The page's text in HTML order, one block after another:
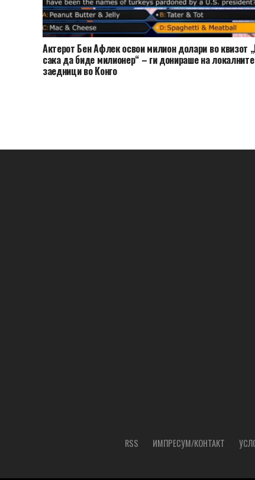
Актерот Бен Афлек освои милион долари во квизот
сака да биде милионер“ – ги донираше на локалните
заедници во Конго
RSS ИМПРЕСУМ/КОНТАКТ